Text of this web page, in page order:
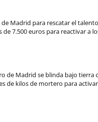
de Madrid para rescatar el
de 7.500 euros para reactivar a
de Madrid se blinda bajo tierra
de kilos de mortero para